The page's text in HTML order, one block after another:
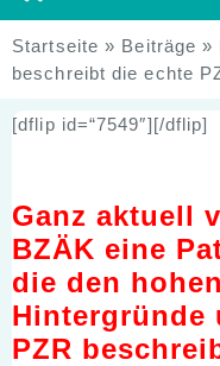
Startseite » Beiträge »
beschreibt die echte
[dflip id=“7549″][/dflip]
Ganz aktuell
BZÄK eine
die den
Hintergründe
PZR